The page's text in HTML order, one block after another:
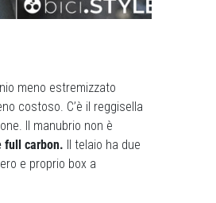
meno estremizzato
costoso. C’è il reggisella
Il manubrio non è
full carbon. Il telaio ha due
e proprio box a